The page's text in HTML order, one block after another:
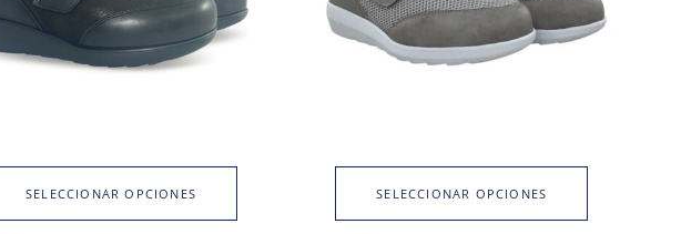
SELECCIONAR OPCIONES SELECCIONAR OPCIONES